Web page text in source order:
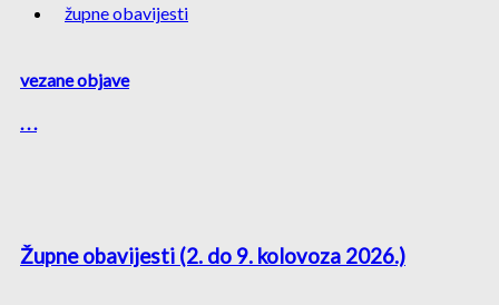
župne obavijesti
vezane objave
. . .
Župne obavijesti (2. do 9. kolovoza 2026.)